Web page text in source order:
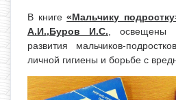
В книге«Мальчику
А.И.,Буров И.С. , освещены
развития мальчиков-
личной гигиены и борьбе с